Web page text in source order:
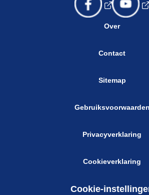
Over
Contact
Sitemap
Gebruiksvoorwaarden
Privacyverklaring
Cookieverklaring
Cookie-